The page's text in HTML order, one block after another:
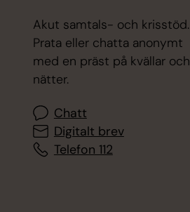
Akut samtals- och krisstöd.
Prata eller chatta anonymt
med en präst på kvällar och
nätter.
Chatt
Digitalt brev
Telefon 112